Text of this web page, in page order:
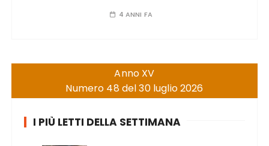
4 ANNI FA
Anno XV
Numero 48 del 30 luglio 2026
I PIÙ LETTI DELLA SETTIMANA